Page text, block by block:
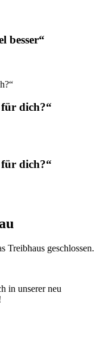
besser“
für dich?“
für dich?“
Treibhaus geschlossen.
in unserer neu